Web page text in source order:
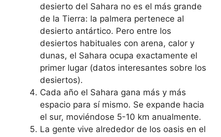
desierto del Sahara no es el más grande
de la Tierra: la palmera pertenece al
desierto antártico. Pero entre los
desiertos habituales con arena, calor y
dunas, el Sahara ocupa exactamente el
primer lugar (datos interesantes sobre los
desiertos).
Cada año el Sahara gana más y más
espacio para sí mismo. Se expande hacia
el sur, moviéndose 5-10 km anualmente.
La gente vive alrededor de los oasis en el